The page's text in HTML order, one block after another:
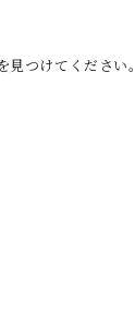
つけてください。